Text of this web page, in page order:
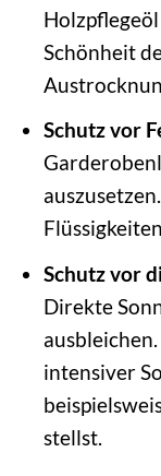
Schönheit
Schutz vor
Schutz vor
Direkte
intensiver
stellst.